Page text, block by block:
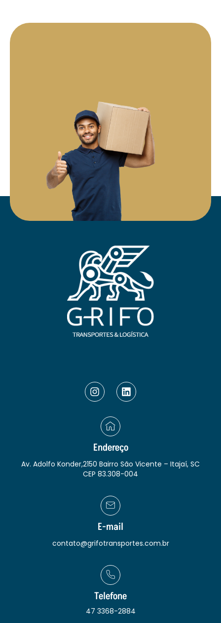
Endereço
Av. Adolfo Konder,2150 Bairro São Vicente – Itajaí, SC
CEP 83.308-004
E-mail
contato@grifotransportes.com.br
Telefone
47 3368-2884